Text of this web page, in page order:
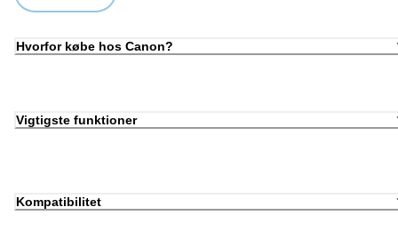
Hvorfor købe hos Canon?
Vigtigste funktioner
Kompatibilitet